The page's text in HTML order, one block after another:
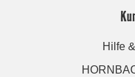
Hilfe